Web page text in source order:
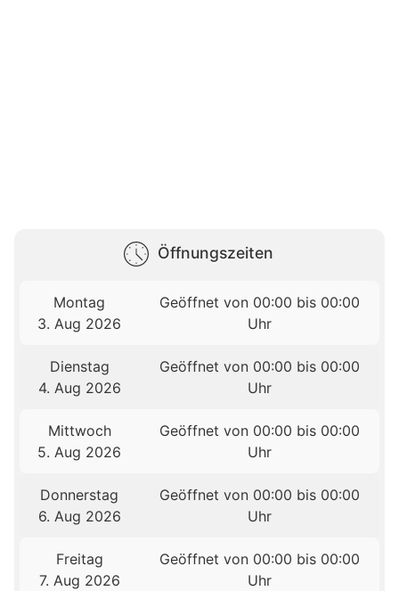
Öffnungszeiten
Montag
3. Aug 2026
Geöffnet von 00:00 bis 00:00
Uhr
Dienstag
4. Aug 2026
Geöffnet von 00:00 bis 00:00
Uhr
Mittwoch
5. Aug 2026
Geöffnet von 00:00 bis 00:00
Uhr
Donnerstag
6. Aug 2026
Geöffnet von 00:00 bis 00:00
Uhr
Freitag
7. Aug 2026
Geöffnet von 00:00 bis 00:00
Uhr